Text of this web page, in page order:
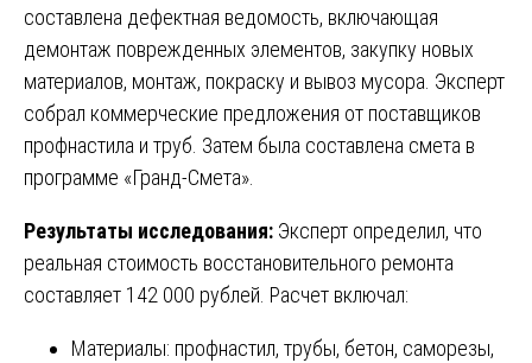
составлена дефектная ведомость, включающая
демонтаж поврежденных элементов, закупку новых
материалов, монтаж, покраску и вывоз мусора. Эксперт
собрал коммерческие предложения от поставщиков
профнастила и труб. Затем была составлена смета в
программе «Гранд-Смета».
Результаты исследования: Эксперт определил, что
реальная стоимость восстановительного ремонта
составляет 142 000 рублей. Расчет включал:
Материалы: профнастил, трубы, бетон, саморезы,